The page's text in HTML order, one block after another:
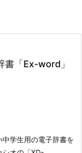
書「Ex-word」
学生用の電子辞書を